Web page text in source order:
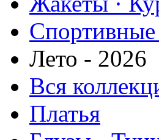
Лето - 2026
Вся
Платья